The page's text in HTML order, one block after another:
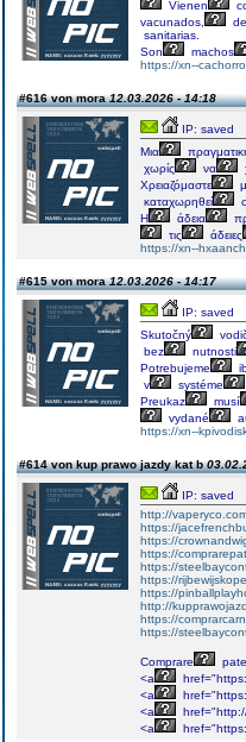
Vienen
vacunados,
sanitarias.
Son
machos
https://xn--
#616 von mora12.03.2026 - 14:18
IP: saved
Μια
χωρίς
να
Χρειαζόμαστε
καταχωρηθεί
Η
άδεια
τις
άδειες
https://xn--
#615 von mora12.03.2026 - 14:17
IP: saved
Skutočný
bez
nutnosti
Potrebujeme
v
systéme
Preukaz
musí
vydané
https://xn--
#614 von kup prawo jazdy kat b
IP: saved
http://
https://
https://
https://
https://
https://
https://
http://
https://
https://
Comprare
<a
<a
<a
<a